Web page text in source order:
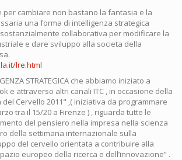
per cambiare non bastano la fantasia e la
una forma di intelligenza strategica
collaborativa per modificare la
e dare sviluppo alla societa della
lre.html
STRATEGICA che abbiamo iniziato a
e attraverso altri canali ITC , in occasione della
Cervello 2011" ,( iniziativa da programmare
tra il 15/20 a Firenze ) , riguarda tutte le
del pensiero nella impresa nella scienza
della settimana internazionale sulla
del cervello orientata a contribuire alla
europeo della ricerca e dell’innovazione” .